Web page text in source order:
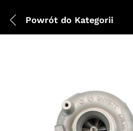
Powrót do Kategorii